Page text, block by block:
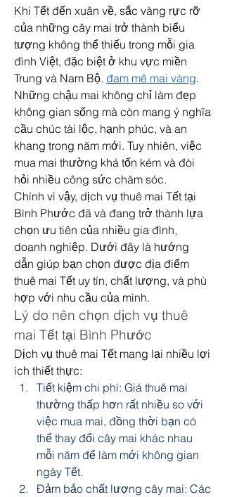
Khi Tết đến xuân về, sắc vàng rực rỡ
của những cây mai trở thành biểu
tượng không thể thiếu trong mỗi gia
đình Việt, đặc biệt ở khu vực miền
Trung và Nam Bộ. đam mê mai vàng.
Những chậu mai không chỉ làm đẹp
không gian sống mà còn mang ý nghĩa
cầu chúc tài lộc, hạnh phúc, và an
khang trong năm mới. Tuy nhiên, việc
mua mai thường khá tốn kém và đòi
hỏi nhiều công sức chăm sóc.
Chính vì vậy, dịch vụ thuê mai Tết tại
Bình Phước đã và đang trở thành lựa
chọn ưu tiên của nhiều gia đình,
doanh nghiệp. Dưới đây là hướng
dẫn giúp bạn chọn được địa điểm
thuê mai Tết uy tín, chất lượng, và phù
hợp với nhu cầu của mình.
Lý do nên chọn dịch vụ thuê
mai Tết tại Bình Phước
Dịch vụ thuê mai Tết mang lại nhiều lợi
ích thiết thực:
Tiết kiệm chi phí: Giá thuê mai
thường thấp hơn rất nhiều so với
việc mua mai, đồng thời bạn có
thể thay đổi cây mai khác nhau
mỗi năm để làm mới không gian
ngày Tết.
Đảm bảo chất lượng cây mai: Các